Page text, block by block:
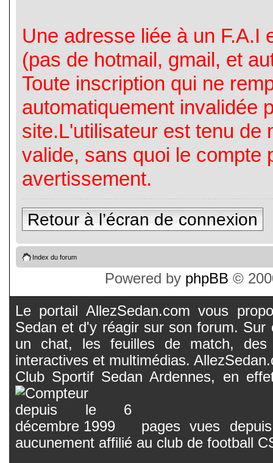
Une adresse liée à un F.A.I
(pas de hotmail, gmail, et
Toute inscription qui ne
automatiquement invalidée
site.L'utilisateur est tenu de
valide, sans quoi le compte
avertissement.
Retour à l’écran de connexion
Index du forum
Powered by phpBB ©
Le portail AllezSedan.com vous
Sedan et d'y réagir sur son forum.
un chat, les feuilles de match, des
interactives et multimédias.
Club Sportif Sedan Ardennes, en
pages vues
aucunement affilié au club de football